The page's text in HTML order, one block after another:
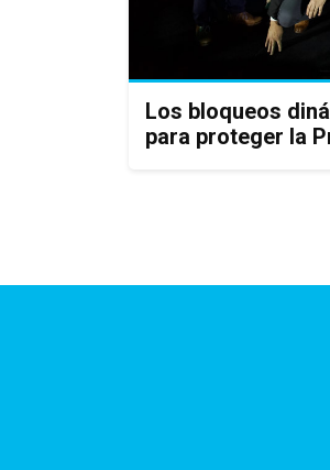
Los bloqueos
para proteger la